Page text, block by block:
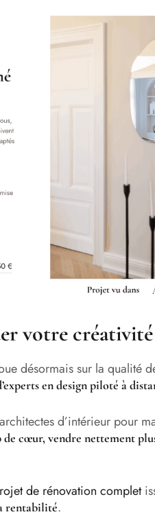
votre
désormais sur la qualité
en design piloté à
d’intérieur pour
de cœur, vendre nettement
de rénovation complet
rentabilité.